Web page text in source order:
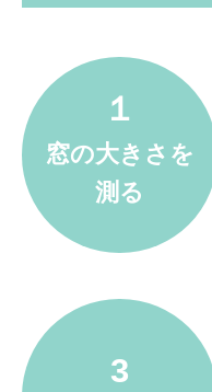
１
窓の大きさを
測る
3